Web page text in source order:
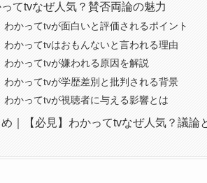
てtvなぜ人気？賛否両論の魅力
わかってtvが面白いと評価されるポイント
わかってtvはおもんないと言われる理由
わかってtvが嫌われる原因を解説
わかってtvが学歴差別と批判される背景
わかってtvが視聴者に与える影響とは
め｜【必見】わかってtvなぜ人気？議論